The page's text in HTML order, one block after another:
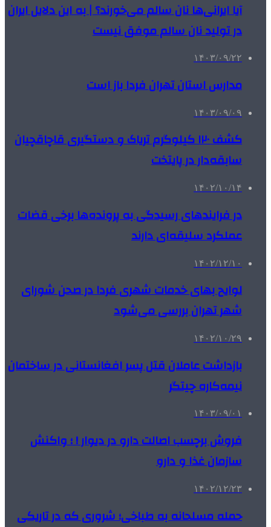
آیا ایرانی‌ها نان سالم می‌خورند؟ | به این دلایل ایران
در تولید نان سالم موفق نیست
۱۴۰۳/۰۹/۲۲
مدارس استان تهران فردا باز است
۱۴۰۳/۰۹/۰۹
کشف ۱۲۰ کیلوگرم تریاک و دستگیری قاچاقچیان
سابقه‌دار در پایتخت
۱۴۰۲/۱۰/۱۴
در فرایندهای رسیدگی به پرونده‌ها برخی قضات
عملکرد سلیقه‌ای دارند
۱۴۰۲/۱۲/۱۰
لوایح بهای خدمات شهری فردا در صحن شورای
شهر تهران بررسی می‌شود
۱۴۰۲/۱۰/۲۹
بازداشت عاملان قتل پسر افغانستانی در ساختمان
نیمه‌کاره چیتگر
۱۴۰۳/۰۹/۰۱
فروش برچسب اصالت دارو در دیوار ! ؛ واکنش
سازمان غذا و دارو
۱۴۰۲/۱۲/۲۳
حمله مسلحانه به طباخی؛ شروری که در تاریکی